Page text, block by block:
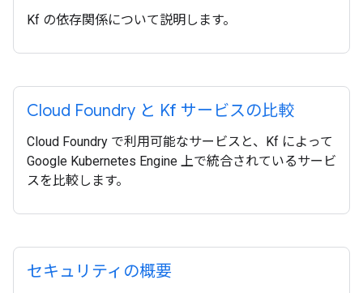
Kf の依存関係について説明します。
Cloud Foundry と Kf サービスの比較
Cloud Foundry で利用可能なサービスと、Kf によって
Google Kubernetes Engine 上で統合されているサービ
スを比較します。
セキュリティの概要